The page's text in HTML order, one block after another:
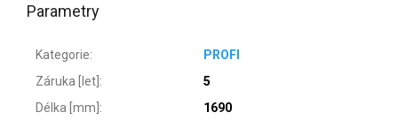
Parametry
Kategorie:
PROFI
Záruka [let]:
5
Délka [mm]:
1690